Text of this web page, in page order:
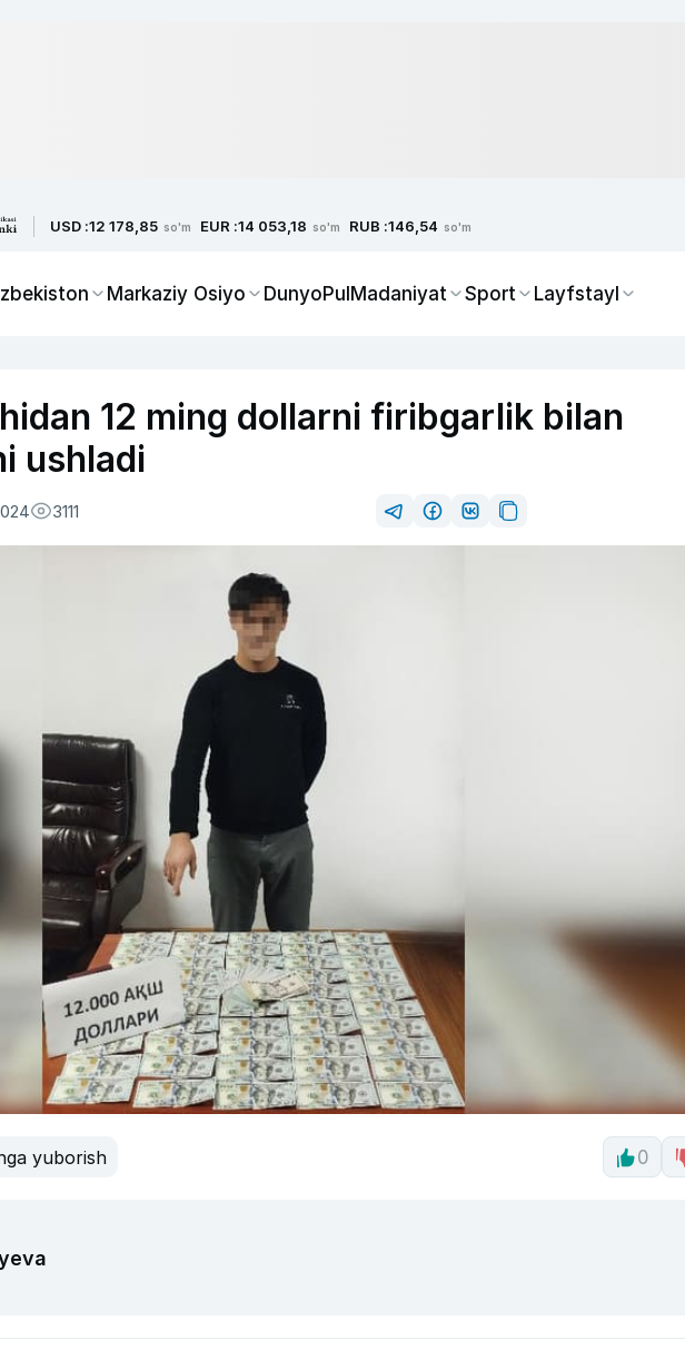
USD :12 178,85 so'm EUR :14 053,18 so'm RUB :146,54 so'm
Markaziy Osiyo DunyoPulMadaniyat Sport Layfstayl
12 ming dollarni firibgarlik bilan
ushladi
3111
yuborish 0